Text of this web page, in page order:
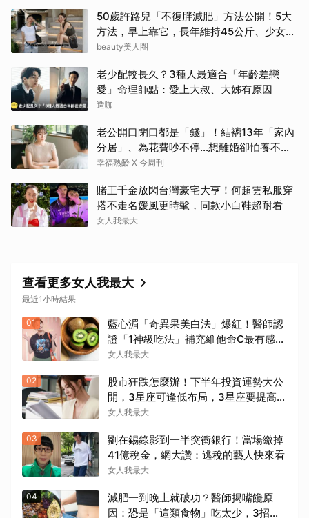
50歲許路兒「不復胖減肥」方法公開！5大
方法，早上靠它，長年維持45公斤、少女感
滿滿
beauty美人圈
老少配較長久？3種人最適合「年齡差戀
愛」命理師點：愛上大叔、大姊有原因
造咖
老公開口閉口都是「錢」！結褵13年「家內
分居」、為花費吵不停…想離婚卻怕養不活
自己：還要忍3年？
幸福熟齡 X 今周刊
賭王千金放閃台灣豪宅大亨！何超雲私服穿
搭不走名媛風更時髦，同款小白鞋超耐看
女人我最大
查看更多女人我最大
最近1小時結果
01
藍心湄「奇異果美白法」爆紅！醫師認
證「1神級吃法」補充維他命C最有感，
林可彤自曝從小跟著吃
女人我最大
02
股市狂跌怎麼辦！下半年投資運勢大公
開，3星座可逢低布局，3星座要提高警
覺
女人我最大
03
劉在錫錄影到一半突衝銀行！當場繳掉
41億稅金，網大讚：逃稅的藝人快來看
女人我最大
04
減肥一到晚上就破功？醫師揭嘴饞原
因：恐是「這類食物」吃太少，3招穩